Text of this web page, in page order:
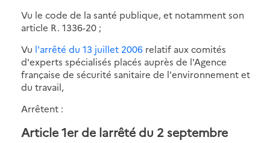
Vu le code de la santé publique, et notamment son
article R. 1336-20 ;
Vu l'arrêté du 13 juillet 2006 relatif aux comités
d'experts spécialisés placés auprès de l'Agence
française de sécurité sanitaire de l'environnement et
du travail,
Arrêtent :
Article 1er de larrêté du 2 septembre